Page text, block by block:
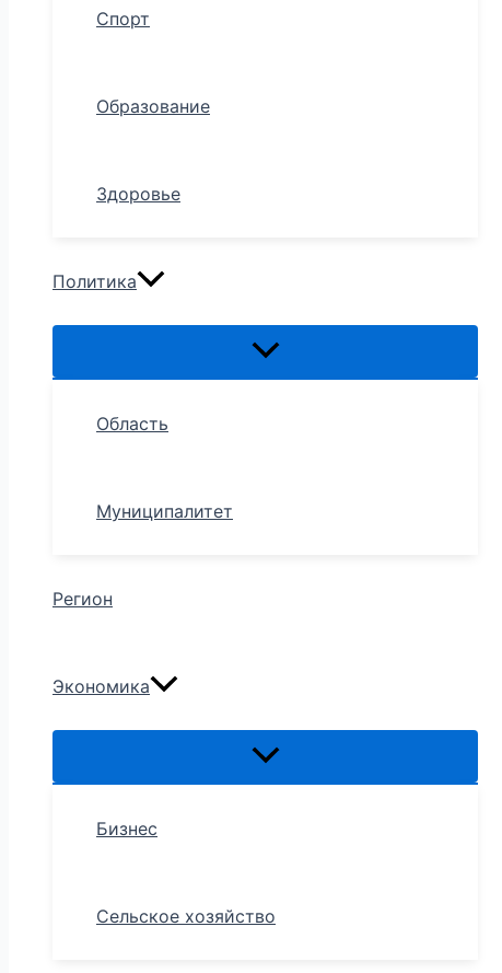
Спорт
Образование
Здоровье
Политика
Область
Муниципалитет
Регион
Экономика
Бизнес
Сельское хозяйство